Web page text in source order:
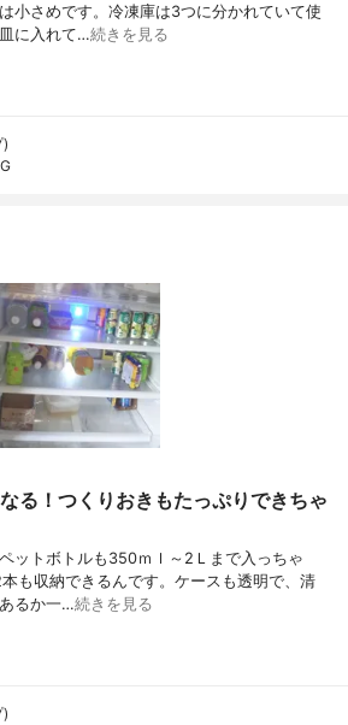
小さめです。冷凍庫は3つに分かれていて使
に入れて…続きを見る
る！つくりおきもたっぷりできちゃ
ットボトルも350ｍｌ～2Ｌまで入っちゃ
も収納できるんです。ケースも透明で、清
るか一…続きを見る